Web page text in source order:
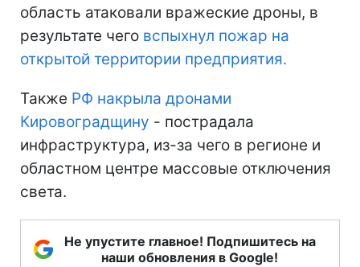
область атаковали вражеские дроны, в
результате чего вспыхнул пожар на
открытой территории предприятия.
Также РФ накрыла дронами
Кировоградщину - пострадала
инфраструктура, из-за чего в регионе и
областном центре массовые отключения
света.
Не упустите главное! Подпишитесь на
наши обновления в Google!